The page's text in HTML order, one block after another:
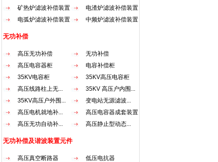
矿热炉滤波补偿装置
电渣炉滤波补偿装置
电弧炉滤波补偿装置
中频炉滤波补偿装置
无功补偿
高压无功补偿
无功补偿
高压电容器柜
电容补偿柜
35KV电容柜
35KV高压电容柜
高压线路柱上无...
35KV 高压户内围...
35KV高压户外围...
变电站无源滤波...
高压电机就地补...
高压电容器成套装置
高压无功自动补...
高压静止型动态...
无功补偿及谐波装置元件
高压真空断路器
低压电抗器